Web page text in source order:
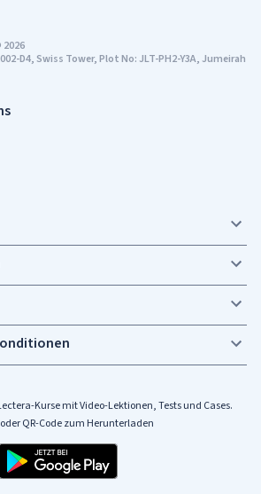
Kurse mit Video-Lektionen, Tests und Cases.
QR-Code zum Herunterladen
2026
D4, Swiss Tower, Plot No: JLT-PH2-Y3A, Jumeirah